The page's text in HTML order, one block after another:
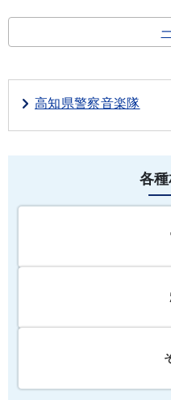
高知県警察音楽隊
各